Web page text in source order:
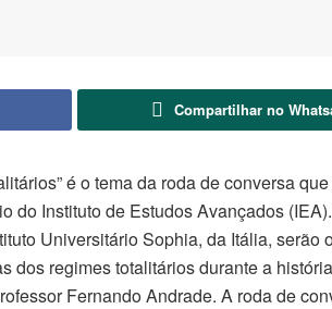
Compartilhar no
é o tema da roda de conversa
do Instituto de Estudos Avançados
Universitário Sophia, da Itália, serão
dos regimes totalitários durante a
Fernando Andrade. A roda de